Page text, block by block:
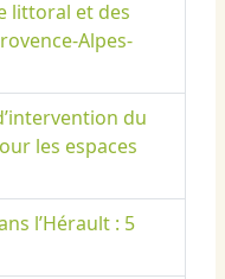
littoral et des
Alpes-
du
les espaces
l’Hérault : 5